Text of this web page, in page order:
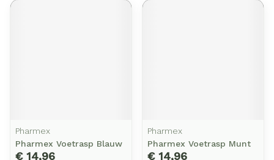
Pharmex
Pharmex Voetrasp Blauw
€ 14,96
Pharmex
Pharmex Voetrasp Munt
€ 14,96